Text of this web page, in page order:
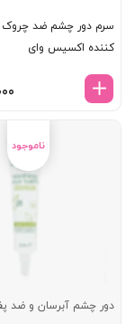
سرم دور چشم ضد چروک
کننده اکسیس وای
بود.
دور چشم آبرسان و ضد